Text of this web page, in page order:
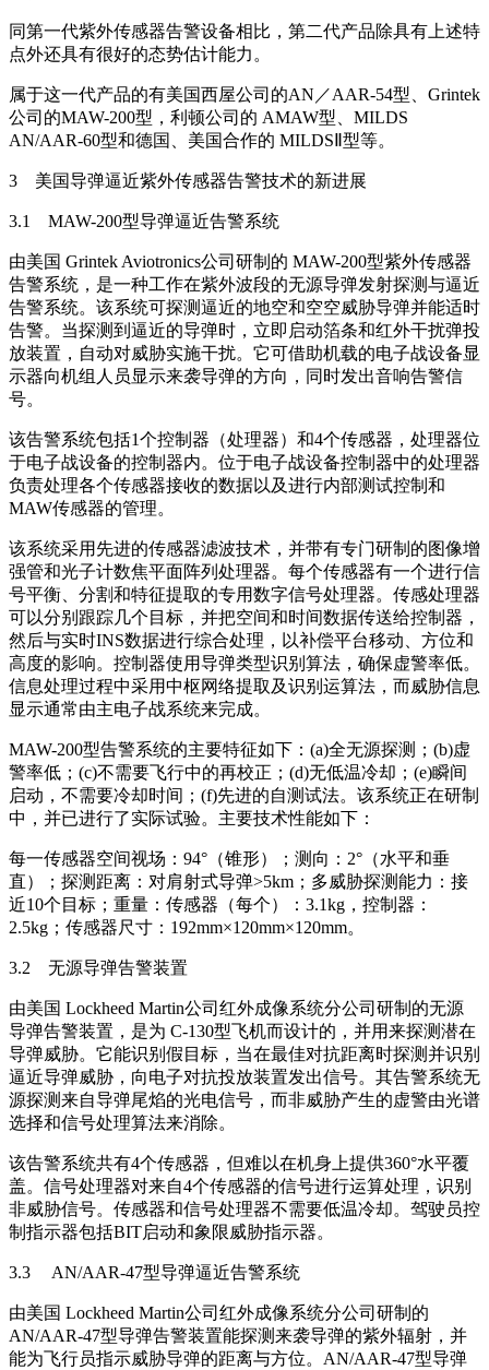
同第一代紫外传感器告警设备相比，第二代产品除具有上述特
点外还具有很好的态势估计能力。
属于这一代产品的有美国西屋公司的AN／AAR-54型、Grintek
公司的MAW-200型，利顿公司的 AMAW型、MILDS
AN/AAR-60型和德国、美国合作的 MILDSⅡ型等。
3 美国导弹逼近紫外传感器告警技术的新进展
3.1 MAW-200型导弹逼近告警系统
由美国 Grintek Aviotronics公司研制的 MAW-200型紫外传感器
告警系统，是一种工作在紫外波段的无源导弹发射探测与逼近
告警系统。该系统可探测逼近的地空和空空威胁导弹并能适时
告警。当探测到逼近的导弹时，立即启动箔条和红外干扰弹投
放装置，自动对威胁实施干扰。它可借助机载的电子战设备显
示器向机组人员显示来袭导弹的方向，同时发出音响告警信
号。
该告警系统包括1个控制器（处理器）和4个传感器，处理器位
于电子战设备的控制器内。位于电子战设备控制器中的处理器
负责处理各个传感器接收的数据以及进行内部测试控制和
MAW传感器的管理。
该系统采用先进的传感器滤波技术，并带有专门研制的图像增
强管和光子计数焦平面阵列处理器。每个传感器有一个进行信
号平衡、分割和特征提取的专用数字信号处理器。传感处理器
可以分别跟踪几个目标，并把空间和时间数据传送给控制器，
然后与实时INS数据进行综合处理，以补偿平台移动、方位和
高度的影响。控制器使用导弹类型识别算法，确保虚警率低。
信息处理过程中采用中枢网络提取及识别运算法，而威胁信息
显示通常由主电子战系统来完成。
MAW-200型告警系统的主要特征如下：(a)全无源探测；(b)虚
警率低；(c)不需要飞行中的再校正；(d)无低温冷却；(e)瞬间
启动，不需要冷却时间；(f)先进的自测试法。该系统正在研制
中，并已进行了实际试验。主要技术性能如下：
每一传感器空间视场：94°（锥形）；测向：2°（水平和垂
直）；探测距离：对肩射式导弹>5km；多威胁探测能力：接
近10个目标；重量：传感器（每个）：3.1kg，控制器：
2.5kg；传感器尺寸：192mm×120mm×120mm。
3.2 无源导弹告警装置
由美国 Lockheed Martin公司红外成像系统分公司研制的无源
导弹告警装置，是为 C-130型飞机而设计的，并用来探测潜在
导弹威胁。它能识别假目标，当在最佳对抗距离时探测并识别
逼近导弹威胁，向电子对抗投放装置发出信号。其告警系统无
源探测来自导弹尾焰的光电信号，而非威胁产生的虚警由光谱
选择和信号处理算法来消除。
该告警系统共有4个传感器，但难以在机身上提供360°水平覆
盖。信号处理器对来自4个传感器的信号进行运算处理，识别
非威胁信号。传感器和信号处理器不需要低温冷却。驾驶员控
制指示器包括BIT启动和象限威胁指示器。
3.3 AN/AAR-47型导弹逼近告警系统
由美国 Lockheed Martin公司红外成像系统分公司研制的
AN/AAR-47型导弹告警装置能探测来袭导弹的紫外辐射，并
能为飞行员指示威胁导弹的距离与方位。AN/AAR-47型导弹